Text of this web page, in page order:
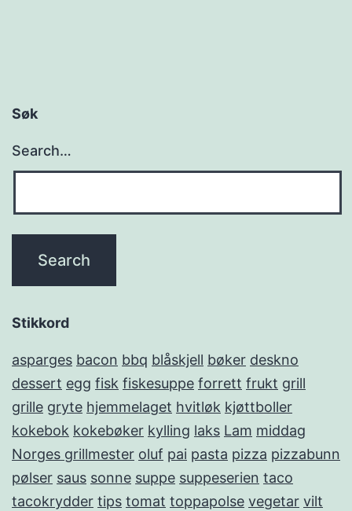
Søk
Search…
Stikkord
asparges bacon bbq blåskjell bøker deskno
dessert egg fisk fiskesuppe forrett frukt grill
grille gryte hjemmelaget hvitløk kjøttboller
kokebok kokebøker kylling laks Lam middag
Norges grillmester oluf pai pasta pizza pizzabunn
pølser saus sonne suppe suppeserien taco
tacokrydder tips tomat toppapolse vegetar vilt